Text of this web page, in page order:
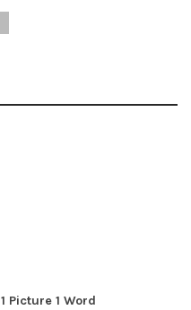
1 Picture 1 Word